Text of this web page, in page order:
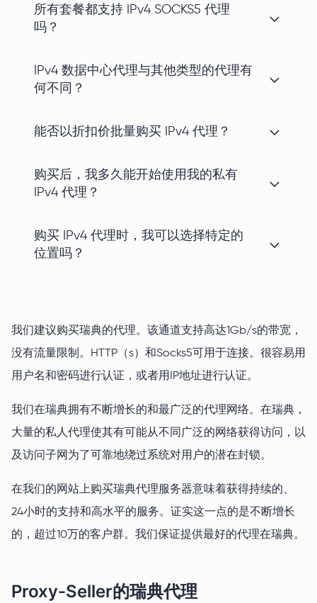
所有套餐都支持 IPv4 SOCKS5 代理
吗？
IPv4 数据中心代理与其他类型的代理有
何不同？
能否以折扣价批量购买 IPv4 代理？
购买后，我多久能开始使用我的私有
IPv4 代理？
购买 IPv4 代理时，我可以选择特定的
位置吗？
我们建议购买瑞典的代理。该通道支持高达1Gb/s的带宽，
没有流量限制。HTTP（s）和Socks5可用于连接。很容易用
用户名和密码进行认证，或者用IP地址进行认证。
我们在瑞典拥有不断增长的和最广泛的代理网络。在瑞典，
大量的私人代理使其有可能从不同广泛的网络获得访问，以
及访问子网为了可靠地绕过系统对用户的潜在封锁。
在我们的网站上购买瑞典代理服务器意味着获得持续的、
24小时的支持和高水平的服务。证实这一点的是不断增长
的，超过10万的客户群。我们保证提供最好的代理在瑞典。
Proxy-Seller的瑞典代理